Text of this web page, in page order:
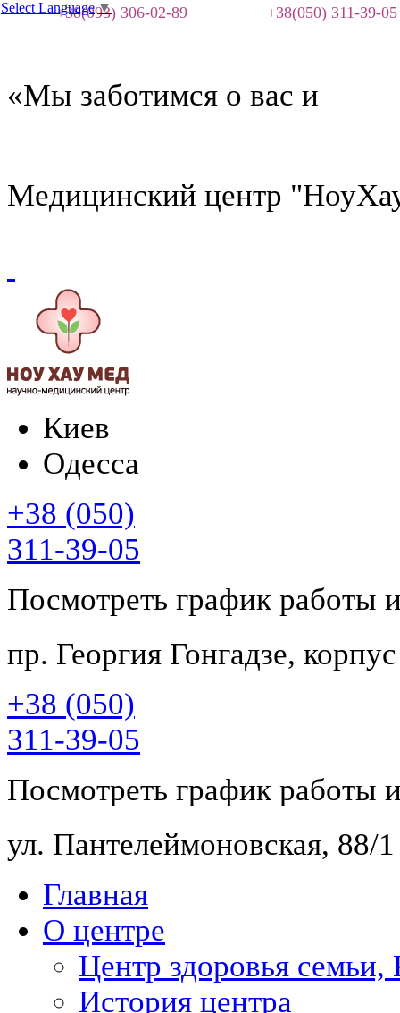
+38(093) 306-02-89 +38(050) 311-39-05
«Мы заботимся о вас и
Медицинский центр
Киев
Одесса
+38 (050)
311-39-05
Посмотреть график работы
пр. Георгия Гонгадзе,
+38 (050)
311-39-05
Посмотреть график работы
ул. Пантелеймоновская, 88/
Главная
О центре
Центр здоровья семьи,
История центра
Select Language▼